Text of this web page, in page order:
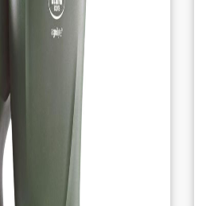
risques de perforation et
: Le profil de
testé selon la norme
adhérence parfaite, que
de traite ou sur le
: